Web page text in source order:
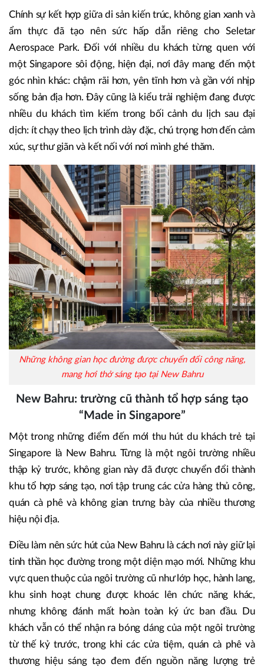
Chính sự kết hợp giữa di sản kiến trúc, không gian xanh và
ẩm thực đã tạo nên sức hấp dẫn riêng cho Seletar
Aerospace Park. Đối với nhiều du khách từng quen với
một Singapore sôi động, hiện đại, nơi đây mang đến một
góc nhìn khác: chậm rãi hơn, yên tĩnh hơn và gần với nhịp
sống bản địa hơn. Đây cũng là kiểu trải nghiệm đang được
nhiều du khách tìm kiếm trong bối cảnh du lịch sau đại
dịch: ít chạy theo lịch trình dày đặc, chú trọng hơn đến cảm
xúc, sự thư giãn và kết nối với nơi mình ghé thăm.
Những không gian học đường được chuyển đổi công năng,
mang hơi thở sáng tạo tại New Bahru
New Bahru: trường cũ thành tổ hợp sáng tạo
“Made in Singapore”
Một trong những điểm đến mới thu hút du khách trẻ tại
Singapore là New Bahru. Từng là một ngôi trường nhiều
thập kỷ trước, không gian này đã được chuyển đổi thành
khu tổ hợp sáng tạo, nơi tập trung các cửa hàng thủ công,
quán cà phê và không gian trưng bày của nhiều thương
hiệu nội địa.
Điều làm nên sức hút của New Bahru là cách nơi này giữ lại
tinh thần học đường trong một diện mạo mới. Những khu
vực quen thuộc của ngôi trường cũ như lớp học, hành lang,
khu sinh hoạt chung được khoác lên chức năng khác,
nhưng không đánh mất hoàn toàn ký ức ban đầu. Du
khách vẫn có thể nhận ra bóng dáng của một ngôi trường
từ thế kỷ trước, trong khi các cửa tiệm, quán cà phê và
thương hiệu sáng tạo đem đến nguồn năng lượng trẻ